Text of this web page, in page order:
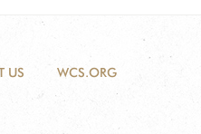
US WCS.ORG